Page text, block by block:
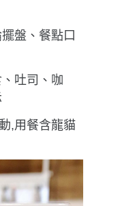
盤、餐點口
吐司、咖
,用餐含龍貓